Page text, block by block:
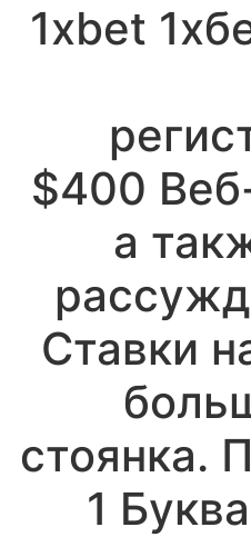
1xbet
$400
а
Ставки
стоянка.
1